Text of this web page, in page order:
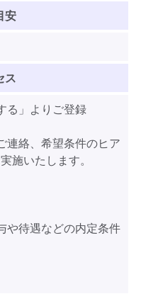
安
ス
る」よりご登録
連絡、希望条件のヒア
施いたします。
や待遇などの内定条件